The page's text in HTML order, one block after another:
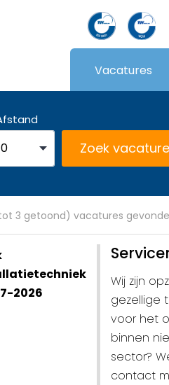
Vacatures
tot 3 getoond) vacatures
2026
Wij zijn
gezellige
voor het
binnen
sector?
contact